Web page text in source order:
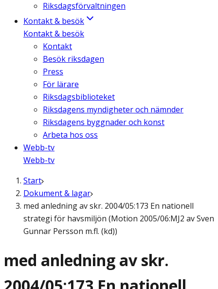
Riksdagsförvaltningen
Kontakt & besök
Kontakt & besök
Kontakt
Besök riksdagen
Press
För lärare
Riksdagsbiblioteket
Riksdagens myndigheter och nämnder
Riksdagens byggnader och konst
Arbeta hos oss
Webb-tv
Webb-tv
Start
Dokument & lagar
med anledning av skr. 2004/05:173 En nationell
strategi för havsmiljön (Motion 2005/06:MJ2 av Sven
Gunnar Persson m.fl. (kd))
med anledning av skr.